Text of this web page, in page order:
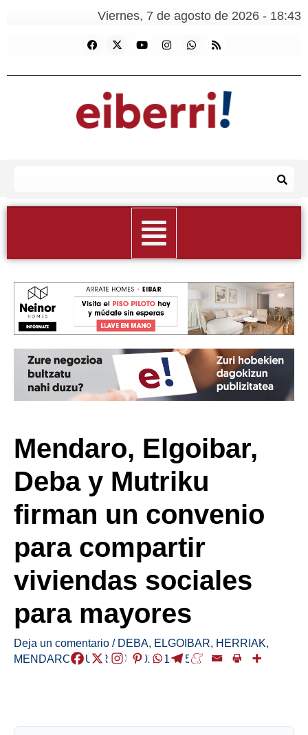
Viernes, 7 de agosto de 2026 - 18:43
Mendaro, Elgoibar,
Deba y Mutriku
firman un convenio
para compartir
viviendas sociales
para mayores
Deja un comentario / DEBA, ELGOIBAR, HERRIAK,
MENDARO,MUTRIKU /2022-11-25